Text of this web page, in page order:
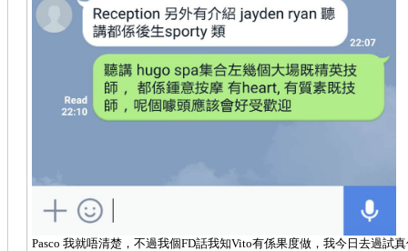
Pasco 我就唔清楚，不過我個FD話我知Vito有係果度做，我今日去過試